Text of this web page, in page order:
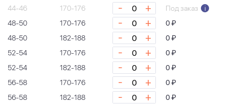
44-46 170-176 - + Под заказ
i
48-50
170-176 - +
0 ₽
48-50
182-188 - +
0 ₽
52-54
170-176 - +
0 ₽
52-54
182-188 - +
0 ₽
56-58
170-176 - +
0 ₽
56-58
182-188 - +
0 ₽